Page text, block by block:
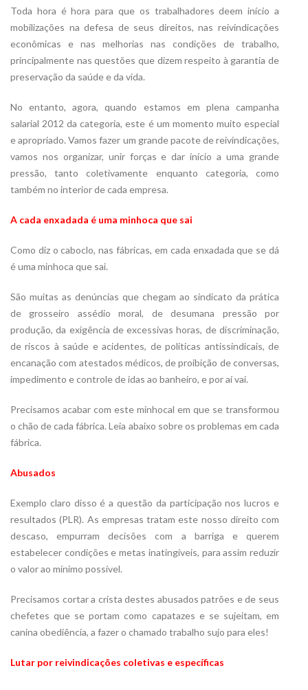
Toda hora é hora para que os trabalhadores deem início a
mobilizações na defesa de seus direitos, nas reivindicações
econômicas e nas melhorias nas condições de trabalho,
principalmente nas questões que dizem respeito à garantia de
preservação da saúde e da vida.
No entanto, agora, quando estamos em plena campanha
salarial 2012 da categoria, este é um momento muito especial
e apropriado. Vamos fazer um grande pacote de reivindicações,
vamos nos organizar, unir forças e dar início a uma grande
pressão, tanto coletivamente enquanto categoria, como
também no interior de cada empresa.
A cada enxadada é uma minhoca que sai
Como diz o caboclo, nas fábricas, em cada enxadada que se dá
é uma minhoca que sai.
São muitas as denúncias que chegam ao sindicato da prática
de grosseiro assédio moral, de desumana pressão por
produção, da exigência de excessivas horas, de discriminação,
de riscos à saúde e acidentes, de políticas antissindicais, de
encanação com atestados médicos, de proibição de conversas,
impedimento e controle de idas ao banheiro, e por aí vai.
Precisamos acabar com este minhocal em que se transformou
o chão de cada fábrica. Leia abaixo sobre os problemas em cada
fábrica.
Abusados
Exemplo claro disso é a questão da participação nos lucros e
resultados (PLR). As empresas tratam este nosso direito com
descaso, empurram decisões com a barriga e querem
estabelecer condições e metas inatingíveis, para assim reduzir
o valor ao mínimo possível.
Precisamos cortar a crista destes abusados patrões e de seus
chefetes que se portam como capatazes e se sujeitam, em
canina obediência, a fazer o chamado trabalho sujo para eles!
Lutar por reivindicações coletivas e específicas